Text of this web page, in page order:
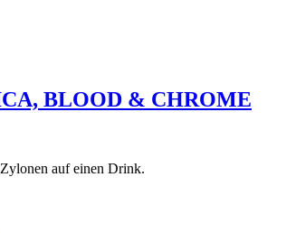
BLOOD & CHROME
auf einen Drink.